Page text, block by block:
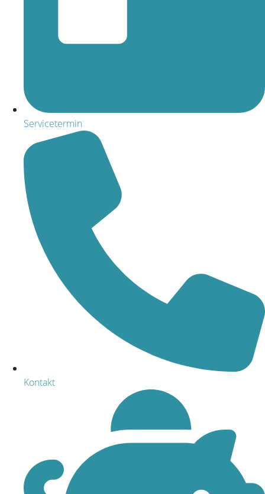
Servicetermin
Kontakt